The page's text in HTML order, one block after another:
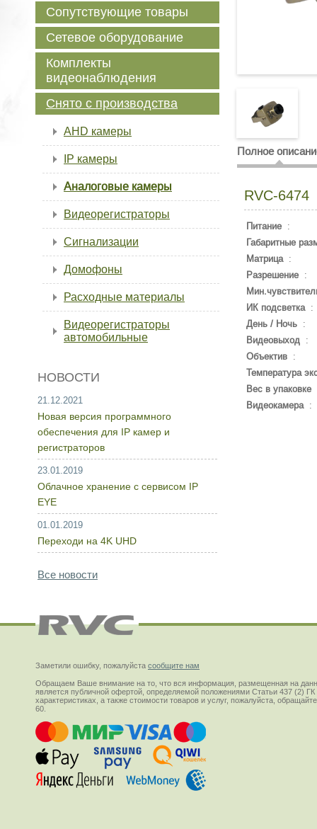
Полное
RVC-6474
Питание :
Габаритные
Матрица:
Разрешение :
ИК подсветка:
День / Ночь :
Видеовыход :
Объектив :
Температура
Вес в упаковке
Видеокамера:
Сопутствующие товары
Сетевое оборудование
Комплекты
видеонаблюдения
Снято с производства
AHD камеры
IP камеры
Аналоговые камеры
Видеорегистраторы
Сигнализации
Домофоны
Расходные материалы
Видеорегистраторы
автомобильные
НОВОСТИ
21.12.2021
Новая версия программного
обеспечения для IP камер и
регистраторов
23.01.2019
Облачное хранение с сервисом IP
EYE
01.01.2019
Переходи на 4K UHD
Все новости
Заметили ошибку, пожалуйста сообщите нам
Обращаем Ваше внимание на то, что вся информация, размещенная на
является публичной офертой, определяемой положениями Статьи 437 (2)
характеристиках, а также стоимости товаров и услуг, пожалуйста,
60.